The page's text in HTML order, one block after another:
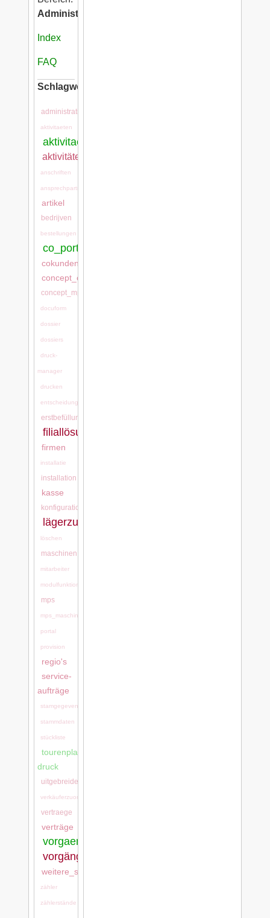
Administration
Index
FAQ
Schlagwörter:
administration
aktivitaeten
aktivitaeten:aktivitaeten
aktivitätenarten
anschriften
ansprechpartner
artikel
bedrijven
bestellungen
co_portal:co_portal
cokundentool,
concept_cash
concept_mps
docuform
dossier
dossiers
druck-
manager
drucken
entscheidungsgründe
erstbefüllung
filiallösung
firmen
installatie
installation
kasse
konfigurationen
lägerzuordnung
löschen
maschinen
mitarbeiter
modulfunktionen
mps
mps_maschinen
portal
provision
regio's
service-
aufträge
stamgegevens
stammdaten
stückliste
tourenplanung:tourenplanung_bei_ls-
druck
uitgebreide_stamgegevens
verkäuferzuordnung
vertraege
verträge
vorgaenge:vorgaenge
vorgänge
weitere_stammdaten
zähler
zählerstände